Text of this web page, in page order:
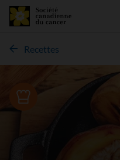
Recettes
Recette